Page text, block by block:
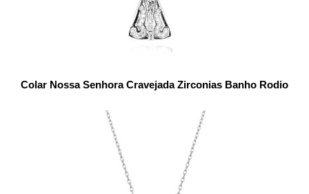
Colar Nossa Senhora Cravejada Zirconias Banho Rodio